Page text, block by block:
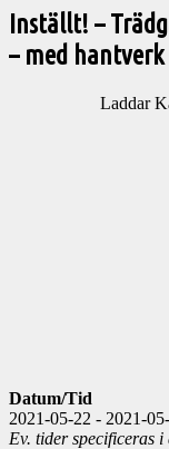
Inställt! –
– med
Laddar
Datum/Tid
2021-05-22 - 2021-
Ev. tider specificeras